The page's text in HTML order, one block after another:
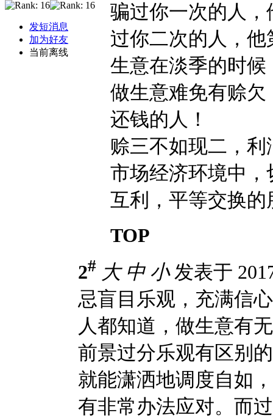
发短消息
加为好友
当前离线
骗过你一次的人
过你二次的人，
生意在淡季的时
做生意难免有赊
还钱的人！
赊三不如现二，
市场经济环境中
互利，平等交换的
TOP
2# 大 中 小发表于
忌盲目乐观，充满信
人都知道，做生意有
前景过分乐观有区别
就能潇洒地调度自如
有非常办法应对。而